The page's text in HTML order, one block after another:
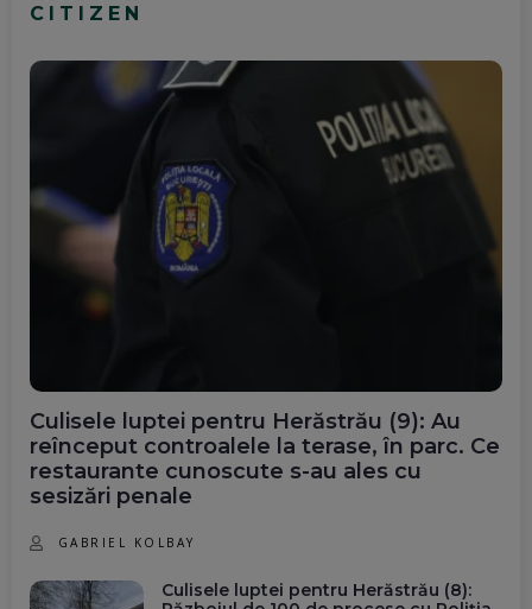
CITIZEN
Culisele luptei pentru Herăstrău (9): Au
reînceput controalele la terase, în parc. Ce
restaurante cunoscute s-au ales cu
sesizări penale
GABRIEL KOLBAY
Culisele luptei pentru Herăstrău (8):